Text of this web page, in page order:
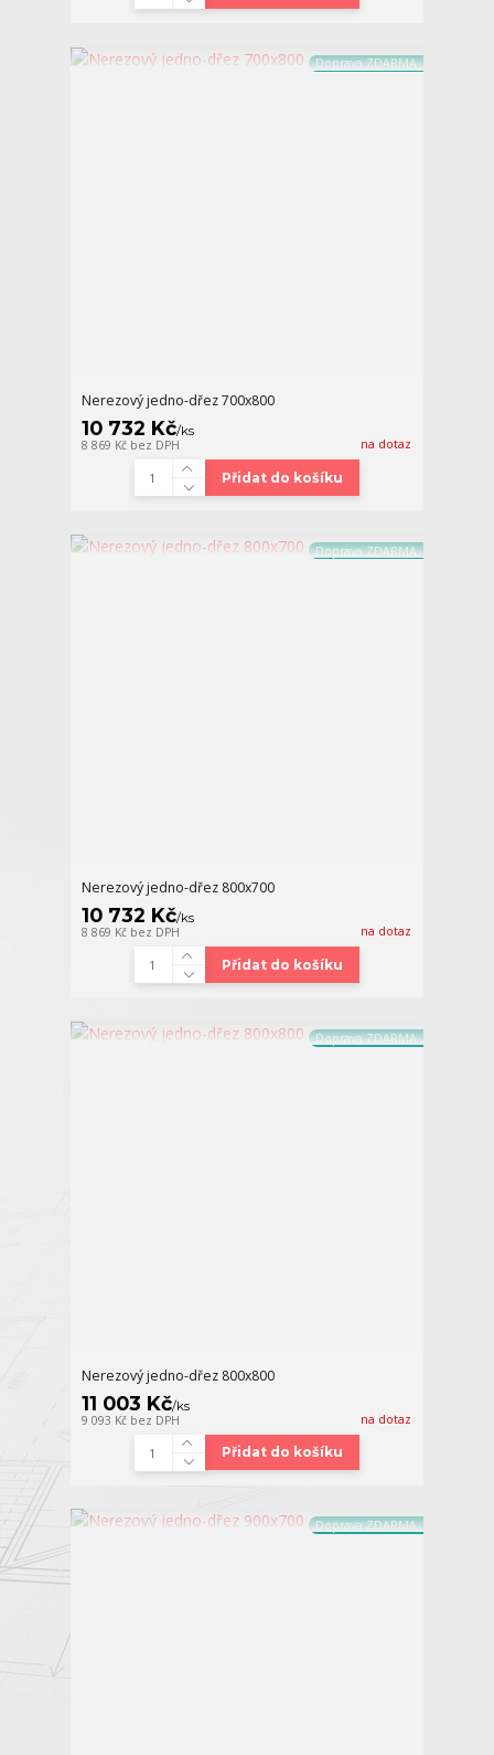
Doprava ZDARMA
Nerezový jedno-dřez 700x800
10 732 Kč/ks
8 869 Kč bez DPH na dotaz
Přidat do košíku
Doprava ZDARMA
Nerezový jedno-dřez 800x700
10 732 Kč/ks
8 869 Kč bez DPH na dotaz
Přidat do košíku
Doprava ZDARMA
Nerezový jedno-dřez 800x800
11 003 Kč/ks
9 093 Kč bez DPH na dotaz
Přidat do košíku
Doprava ZDARMA